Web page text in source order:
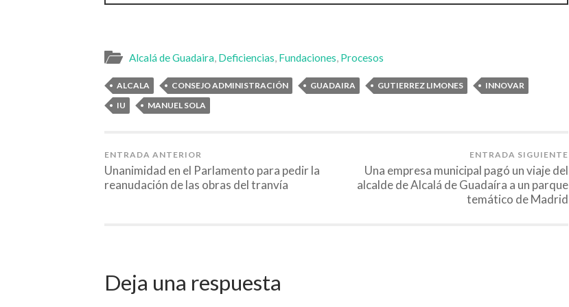
Alcalá de Guadaira, Deficiencias, Fundaciones, Procesos
ALCALA CONSEJO ADMINISTRACIÓN GUADAIRA GUTIERREZ LIMONES
INNOVAR
IU
MANUEL SOLA
ENTRADA ANTERIOR
Unanimidad en el Parlamento para pedir la
reanudación de las obras del tranvía
ENTRADA SIGUIENTE
Una empresa municipal pagó un viaje del
alcalde de Alcalá de Guadaíra a un parque
temático de Madrid
Deja una respuesta